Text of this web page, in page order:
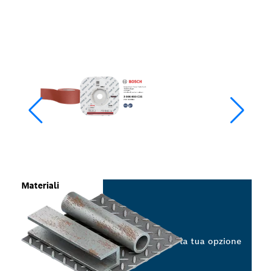
Materiali
Seleziona la tua opzione